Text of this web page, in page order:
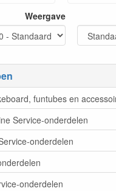
funtubes en
Service-onderdelen
onderdelen
onderdelen
Weergave